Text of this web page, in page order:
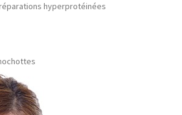
hyperprotéinées